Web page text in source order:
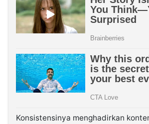
Konsistensinya menghadirkan